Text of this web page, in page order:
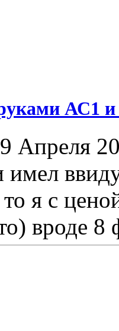
АС1 и
Апреля
я с
вроде 8